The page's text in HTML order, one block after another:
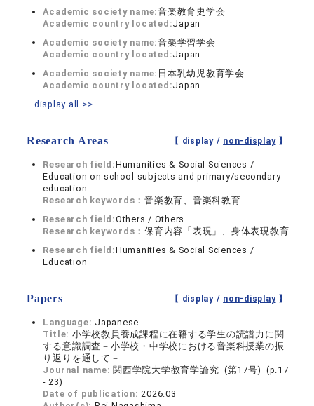
Academic society name:音楽教育史学会
Academic country located:Japan
Academic society name:音楽学習学会
Academic country located:Japan
Academic society name: 日本乳幼児教育学会
Academic country located:Japan
display all >>
Research Areas 【 display / non-display】
Research field:Humanities & Social Sciences /
Education on school subjects and primary/secondary
education
Research keywords：音楽教育、音楽科教育
Research field:Others / Others
Research keywords：保育内容「表現」、身体表現教育
Research field:Humanities & Social Sciences /
Education
Papers 【 display / non-display】
Language: Japanese
Title: 小学校教員養成課程に在籍する学生の読譜力に関
する意識調査－小学校・中学校における音楽科授業の振
り返りを通して－
Journal name:関西学院大学教育学論究 (第17号) (p.17
- 23)
Date of publication: 2026.03